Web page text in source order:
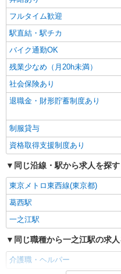
フルタイム歓迎
駅直結・駅チカ
バイク通勤OK
残業少なめ（月20h未満）
社会保険あり
退職金・財形貯蓄制度あり
制服貸与
資格取得支援制度あり
同じ沿線・駅から求人を探す
東京メトロ東西線(東京都)
葛西駅
一之江駅
同じ職種から一之江駅の求
介護職・ヘルパー